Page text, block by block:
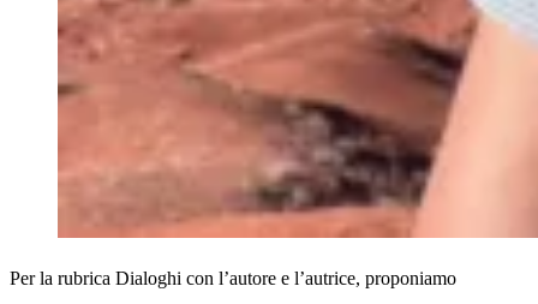
Per la rubrica Dialoghi con l’autore e l’autrice, proponiamo